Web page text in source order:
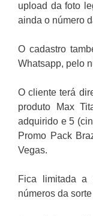
upload da foto
ainda o número
O cadastro
Whatsapp, pelo
O cliente terá
produto Max
adquirido e 5
Promo Pack
Vegas.
Fica limitada a
números da